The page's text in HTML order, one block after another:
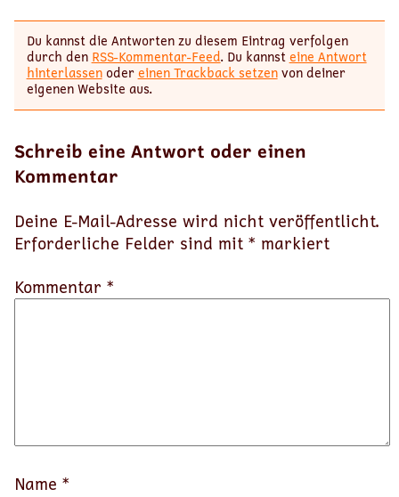
Du kannst die Antworten zu diesem Eintrag verfolgen
durch den RSS-Kommentar-Feed. Du kannsteine Antwort
hinterlassenodereinen Trackback setzenvon deiner
eigenen Website aus.
Schreib eine Antwort oder einen
Kommentar
Deine E-Mail-Adresse wird nicht veröffentlicht.
Erforderliche Felder sind mit * markiert
Kommentar *
Name *